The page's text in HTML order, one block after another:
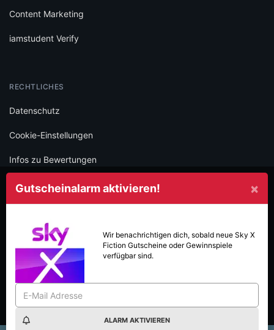
×
Gutscheinalarm aktivieren!
Wir benachrichtigen dich, sobald neue Sky X
Fiction Gutscheine oder Gewinnspiele
verfügbar sind.
ALARM AKTIVIEREN
Content Marketing
iamstudent Verify
RECHTLICHES
Datenschutz
Cookie-Einstellungen
Infos zu Bewertungen
AGB
SOCIAL
Folge iamstudent und verpasse keine Deals mehr.
Made with
in Vienna.